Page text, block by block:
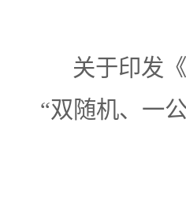
关于印发《
“双随机、一